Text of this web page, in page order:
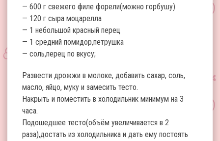
— 600 г свежего филе форели(можно горбушу)
— 120 г сыра моцарелла
— 1 небольшой красный перец
— 1 средний помидор,петрушка
— соль,перец по вкусу;
Развести дрожжи в молоке, добавить сахар, соль,
масло, яйцо, муку и замесить тесто.
Накрыть и поместить в холодильник минимум на 3
часа.
Подошедшее тесто(объём увеличивается в 2
раза),достать из холодильника и дать ему постоять